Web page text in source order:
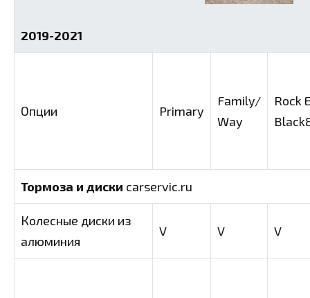
2019-2021
Опции Primary
Family/
Way
Rock
Тормоза и диски carservic.ru
Колесные диски из
алюминия
V V V